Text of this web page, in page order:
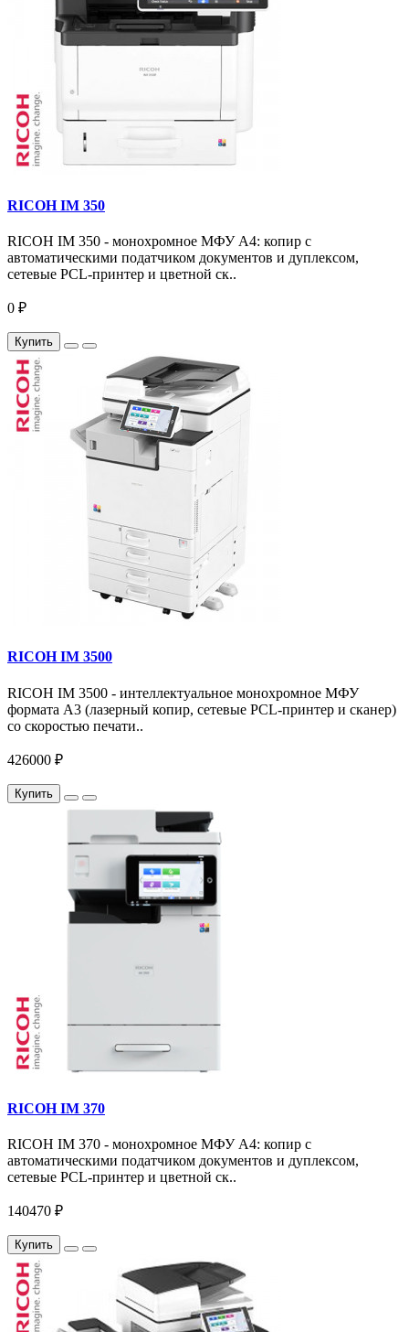
RICOH IM 350
RICOH IM 350 - монохромное МФУ A4: копир с
автоматическими податчиком документов и дуплексом,
сетевые PCL-принтер и цветной ск..
0 ₽
Купить
RICOH IM 3500
RICOH IM 3500 - интеллектуальное монохромное МФУ
формата А3 (лазерный копир, сетевые PCL-принтер и сканер)
со скоростью печати..
426000 ₽
Купить
RICOH IM 370
RICOH IM 370 - монохромное МФУ A4: копир с
автоматическими податчиком документов и дуплексом,
сетевые PCL-принтер и цветной ск..
140470 ₽
Купить